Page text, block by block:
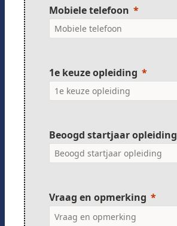
Mobiele telefoon
1e keuze opleiding
Beoogd startjaar opleiding
Vraag en opmerking